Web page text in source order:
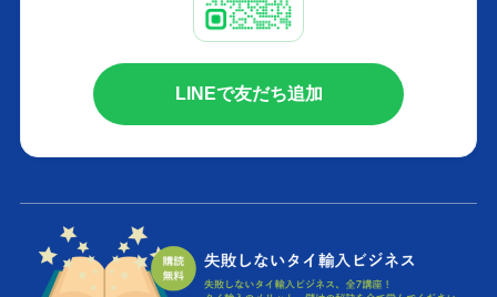
LINEで友だち追加